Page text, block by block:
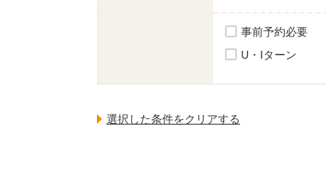
事前予約必要
U・Iターン